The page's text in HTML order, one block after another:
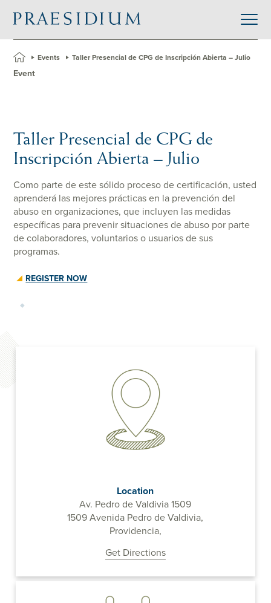
»Events »Taller Presencial de CPG de Inscripción Abierta – Julio
Event
Taller Presencial de CPG de
Inscripción Abierta – Julio
Como parte de este sólido proceso de certificación, usted
aprenderá las mejores prácticas en la prevención del
abuso en organizaciones, que incluyen las medidas
específicas para prevenir situaciones de abuso por parte
de colaboradores, voluntarios o usuarios de sus
programas.
REGISTER NOW
Location
Av. Pedro de Valdivia 1509
1509 Avenida Pedro de Valdivia,
Providencia,
Get Directions